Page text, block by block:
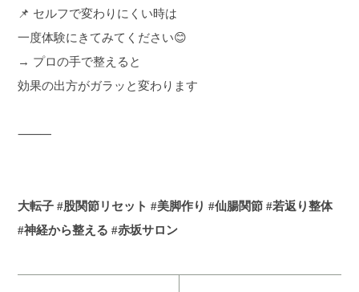
📌 セルフで変わりにくい時は
一度体験にきてみてください😊
→ プロの手で整えると
効果の出方がガラッと変わります
⸻
大転子 #股関節リセット #美脚作り #仙腸関節 #若返り整体
#神経から整える #赤坂サロン